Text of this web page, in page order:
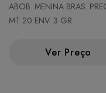
ABOB. MENINA BRAS.
MT 20 ENV. 3 GR
Ver Preço